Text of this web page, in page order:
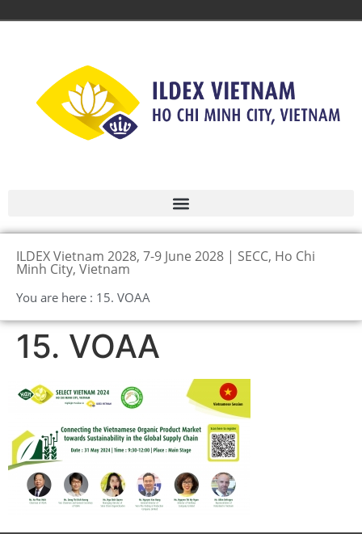
ILDEX Vietnam 2028, 7-9 June 2028 | SECC, Ho Chi
Minh City, Vietnam
You are here : 15. VOAA
15. VOAA